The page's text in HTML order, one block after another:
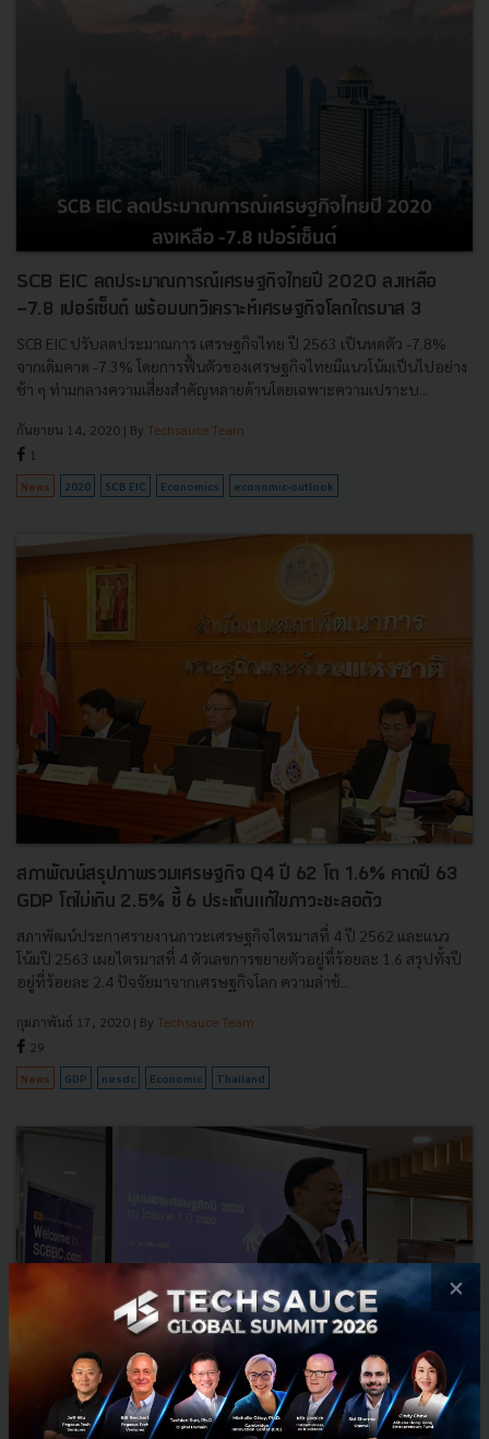
SCB EIC ลดประมาณการณ์เศรษฐกิจไทยปี 2020 ลงเหลือ
-7.8 เปอร์เซ็นต์ พร้อมบทวิเคราะห์เศรษฐกิจโลกไตรมาส 3
SCB EIC ปรับลดประมาณการ เศรษฐกิจไทย ปี 2563 เป็นหดตัว -7.8%
จากเดิมคาด -7.3% โดยการฟื้นตัวของเศรษฐกิจไทยมีแนวโน้มเป็นไปอย่าง
ช้า ๆ ท่ามกลางความเสี่ยงสำคัญหลายด้านโดยเฉพาะความเปราะบ...
กันยายน 14, 2020 | By Techsauce Team
1
News 2020 SCB EIC Economics economic-outlook
สภาพัฒน์สรุปภาพรวมเศรษฐกิจ Q4 ปี 62 โต 1.6% คาดปี 63
GDP โตไม่เกิน 2.5% ชี้ 6 ประเด็นแก้ไขภาวะชะลอตัว
สภาพัฒน์ประกาศรายงานภาวะเศรษฐกิจไตรมาสที่ 4 ปี 2562 และแนว
โน้มปี 2563 เผยไตรมาสที่ 4 ตัวเลขการขยายตัวอยู่ที่ร้อยละ 1.6 สรุปทั้งปี
อยู่ที่ร้อยละ 2.4 ปัจจัยมาจากเศรษฐกิจโลก ความล่าช้...
กุมภาพันธ์ 17, 2020 | By Techsauce Team
29
News GDP nesdc Economic Thailand
×